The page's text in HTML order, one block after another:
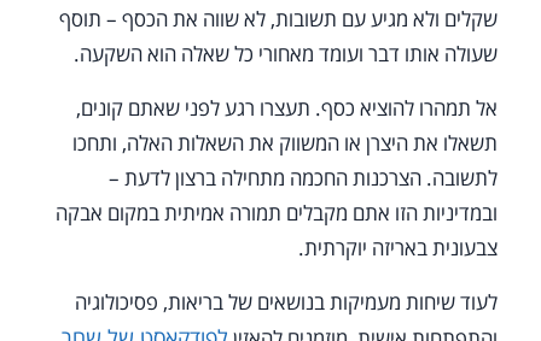
שקלים ולא מגיע עם תשובות, לא שווה את הכסף – תוסף
שעולה אותו דבר ועומד מאחורי כל שאלה הוא השקעה.
אל תמהרו להוציא כסף. תעצרו רגע לפני שאתם קונים,
תשאלו את היצרן או המשווק את השאלות האלה, ותחכו
לתשובה. הצרכנות החכמה מתחילה ברצון לדעת –
ובמדיניות הזו אתם מקבלים תמורה אמיתית במקום אבקה
צבעונית באריזה יוקרתית.
לעוד שיחות מעמיקות בנושאים של בריאות, פסיכולוגיה